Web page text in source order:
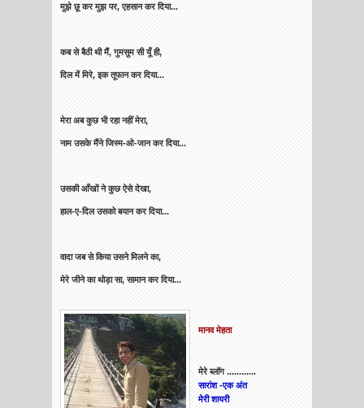
मुझे छू कर मुझ पर, एहसान कर दिया...
कब से बैठी थी मैं, गुमसुम सी यूँ ही,
दिल में मिरे, इक तूफान कर दिया...
मेरा अब कुछ भी रहा नहीं मेरा,
नाम उसके मैंने जिस्म-ओ-जान कर दिया...
उसकी आँखों ने कुछ ऐसे देखा,
हाल-ए-दिल उसको बयान कर दिया...
वादा जब से किया उसने मिलने का,
मेरे जीने का थोड़ा सा, सामान कर दिया...
मानव मेहता
मेरे ब्लॉग ............
सारांश -एक अंत
मेरी शायरी